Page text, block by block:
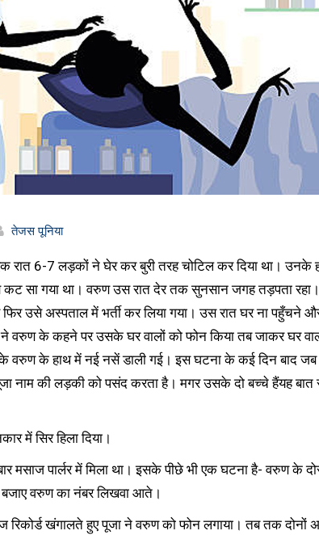
तेजस पूनिया
6-7 लड़कों ने घेर कर बुरी तरह चोटिल कर दिया था। उनके
कट सा गया था। वरुण उस रात देर तक सुनसान जगह तड़पता
उसे अस्पताल में भर्ती कर लिया गया। उस रात घर ना पहुँचने
वरुण के कहने पर उसके घर वालों को फोन किया तब जाकर घर
वरुण के हाथ में नई नसें डाली गई। इस घटना के कई दिन बाद
नाम की लड़की को पसंद करता है। मगर उसके दो बच्चे हैंयह
में सिर हिला दिया।
मसाज पार्लर में मिला था। इसके पीछे भी एक घटना है- वरुण के
वरुण का नंबर लिखवा आते।
रिकोर्ड खंगालते हुए पूजा ने वरुण को फोन लगाया। तब तक दोनों